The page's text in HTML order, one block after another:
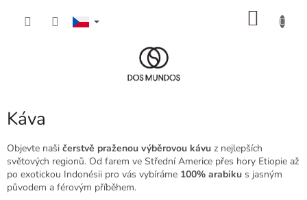
Káva
Objevte naši čerstvě praženou výběrovou kávu z nejlepších
světových regionů. Od farem ve Střední Americe přes hory Etiopie až
po exotickou Indonésii pro vás vybíráme 100% arabiku s jasným
původem a férovým příběhem.